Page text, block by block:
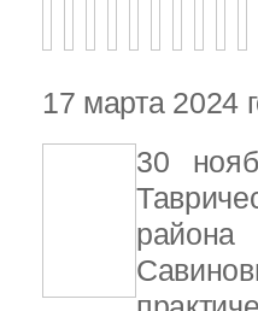
17 марта 2024
30